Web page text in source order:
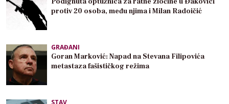
protiv 20 osoba, među njima i Milan Radoičić
GRAĐANI
Goran Marković: Napad na Stevana Filipovića
metastaza fašističkog režima
STAV